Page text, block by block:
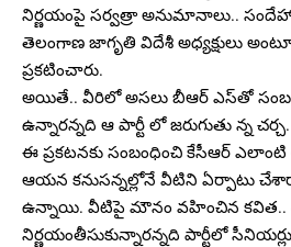
నిర్ణయంపై స‌ర్వ‌త్రా అనుమానాలు..
తెలంగాణ జాగృతి విదేశీ అధ్య‌క్షులు
ప్ర‌క‌టించారు.
అయితే.. వీరిలో అస‌లు బీఆర్ ఎస్‌తో
ఉన్నార‌న్న‌ది ఆ పార్టీ లో జ‌రుగుతు న్న
ఈ ప్ర‌క‌ట‌న‌కు సంబంధించి కేసీఆర్ ఎలాంటి
ఆయ‌న క‌నుస‌న్న‌ల్లోనే వీటిని ఏర్పాటు
ఉన్నాయి. వీటిపై మౌనం వ‌హించిన
నిర్ణ‌యంతీసుకున్నార‌న్న‌ది పార్టీలో